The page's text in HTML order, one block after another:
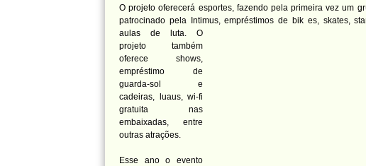
O projeto oferecerá esportes, fazendo pela primeira vez um
patrocinado pela Intimus, empréstimos de bik es, skates,
aulas de luta. O
projeto também
oferece shows,
empréstimo de
guarda-sol e
cadeiras, luaus, wi-fi
gratuita nas
embaixadas, entre
outras atrações.
Esse ano o evento